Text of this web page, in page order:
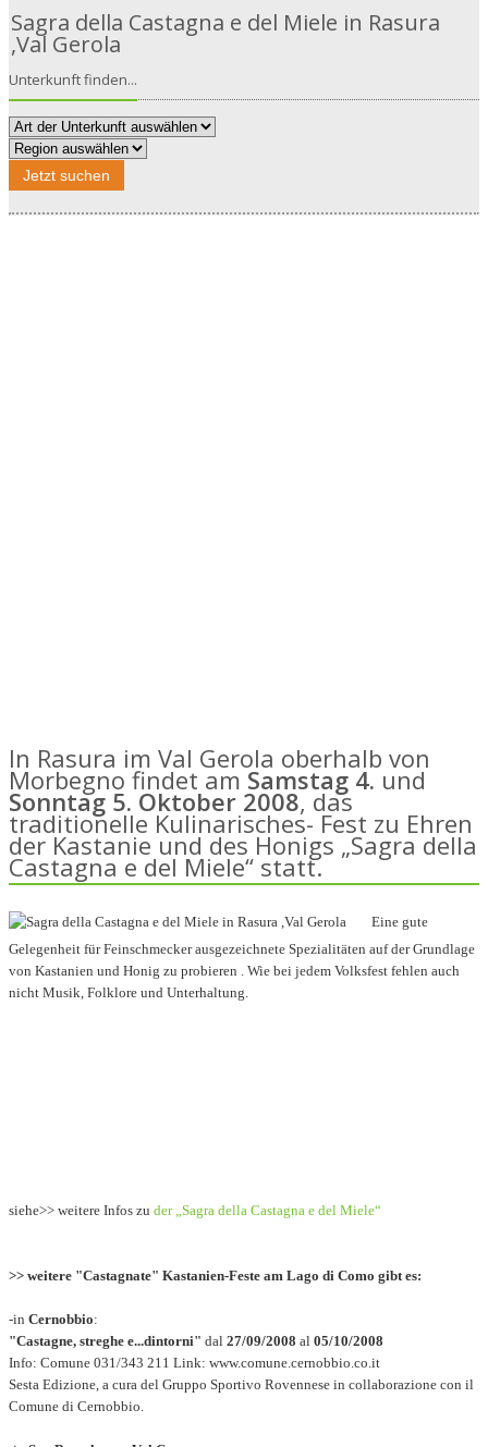
Sagra della Castagna e del Miele in Rasura
,Val Gerola
Unterkunft finden...
Jetzt suchen
In Rasura im Val Gerola oberhalb von
Morbegno findet am Samstag 4. und
Sonntag 5. Oktober 2008, das
traditionelle Kulinarisches- Fest zu Ehren
der Kastanie und des Honigs „Sagra della
Castagna e del Miele“ statt.
Eine gute
Gelegenheit für Feinschmecker ausgezeichnete Spezialitäten auf der Grundlage
von Kastanien und Honig zu probieren . Wie bei jedem Volksfest fehlen auch
nicht Musik, Folklore und Unterhaltung.
siehe>> weitere Infos zu der „Sagra della Castagna e del Miele“
>> weitere "Castagnate" Kastanien-Feste am Lago di Como gibt es:
-in Cernobbio:
"Castagne, streghe e...dintorni" dal 27/09/2008 al 05/10/2008
Info: Comune 031/343 211 Link: www.comune.cernobbio.co.it
Sesta Edizione, a cura del Gruppo Sportivo Rovennese in collaborazione con il
Comune di Cernobbio.